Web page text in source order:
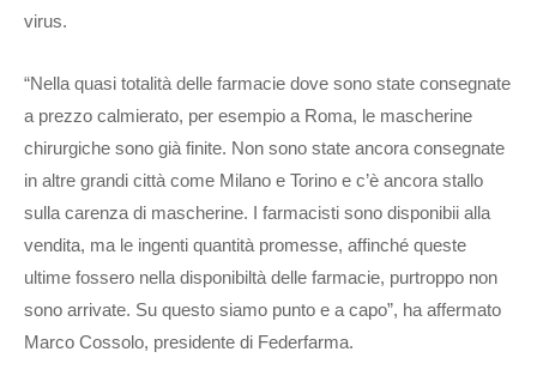
virus.
“Nella quasi totalità delle farmacie dove sono state consegnate
a prezzo calmierato, per esempio a Roma, le mascherine
chirurgiche sono già finite. Non sono state ancora consegnate
in altre grandi città come Milano e Torino e c’è ancora stallo
sulla carenza di mascherine. I farmacisti sono disponibii alla
vendita, ma le ingenti quantità promesse, affinché queste
ultime fossero nella disponibiltà delle farmacie, purtroppo non
sono arrivate. Su questo siamo punto e a capo”, ha affermato
Marco Cossolo, presidente di Federfarma.